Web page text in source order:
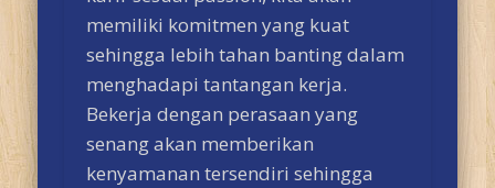
memiliki komitmen yang kuat
sehingga lebih tahan banting dalam
menghadapi tantangan kerja.
Bekerja dengan perasaan yang
senang akan memberikan
kenyamanan tersendiri sehingga